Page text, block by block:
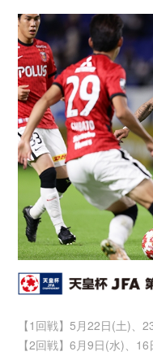
【1回戦】5月22日(土)、
【2回戦】6月9日(水)、16